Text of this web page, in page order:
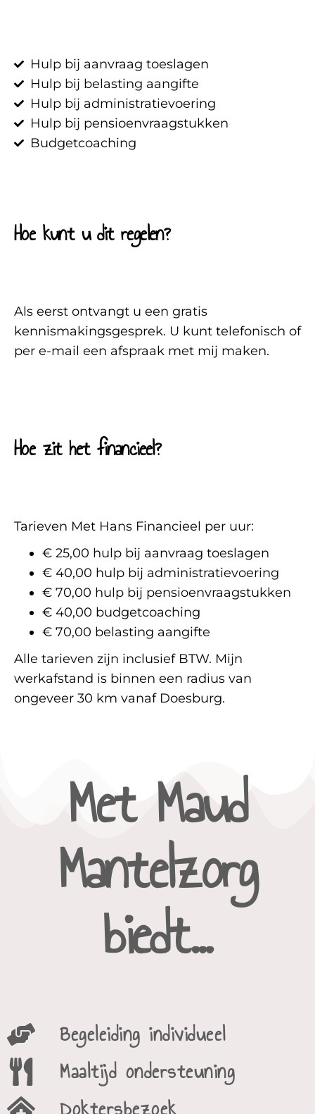
Hulp bij aanvraag toeslagen
Hulp bij belasting aangifte
Hulp bij administratievoering
Hulp bij pensioenvraagstukken
Budgetcoaching
Hoe kunt u dit regelen?
Als eerst ontvangt u een gratis
kennismakingsgesprek. U kunt telefonisch of
per e-mail een afspraak met mij maken.
Hoe zit het financieel?
Tarieven Met Hans Financieel per uur:
€ 25,00 hulp bij aanvraag toeslagen
€ 40,00 hulp bij administratievoering
€ 70,00 hulp bij pensioenvraagstukken
€ 40,00 budgetcoaching
€ 70,00 belasting aangifte
Alle tarieven zijn inclusief BTW. Mijn
werkafstand is binnen een radius van
ongeveer 30 km vanaf Doesburg.
Met Maud
Mantelzorg
biedt...
Begeleiding individueel
Maaltijd ondersteuning​